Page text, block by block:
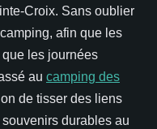
Croix. Sans oublier
afin que les
les journées
au camping des
de tisser des liens
durables au